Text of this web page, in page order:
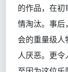
的作品，在
情淘汰。事后
会的重量级
人厌恶。更